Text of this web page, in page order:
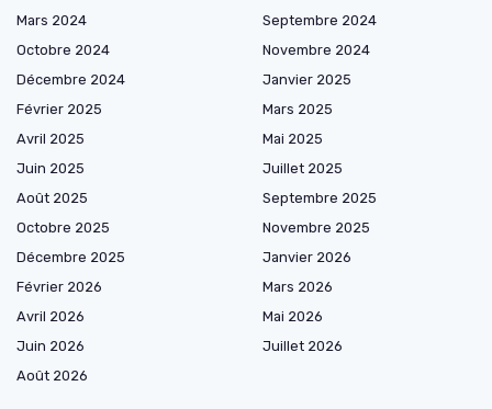
Mars 2024
Septembre 2024
Octobre 2024
Novembre 2024
Décembre 2024
Janvier 2025
Février 2025
Mars 2025
Avril 2025
Mai 2025
Juin 2025
Juillet 2025
Août 2025
Septembre 2025
Octobre 2025
Novembre 2025
Décembre 2025
Janvier 2026
Février 2026
Mars 2026
Avril 2026
Mai 2026
Juin 2026
Juillet 2026
Août 2026